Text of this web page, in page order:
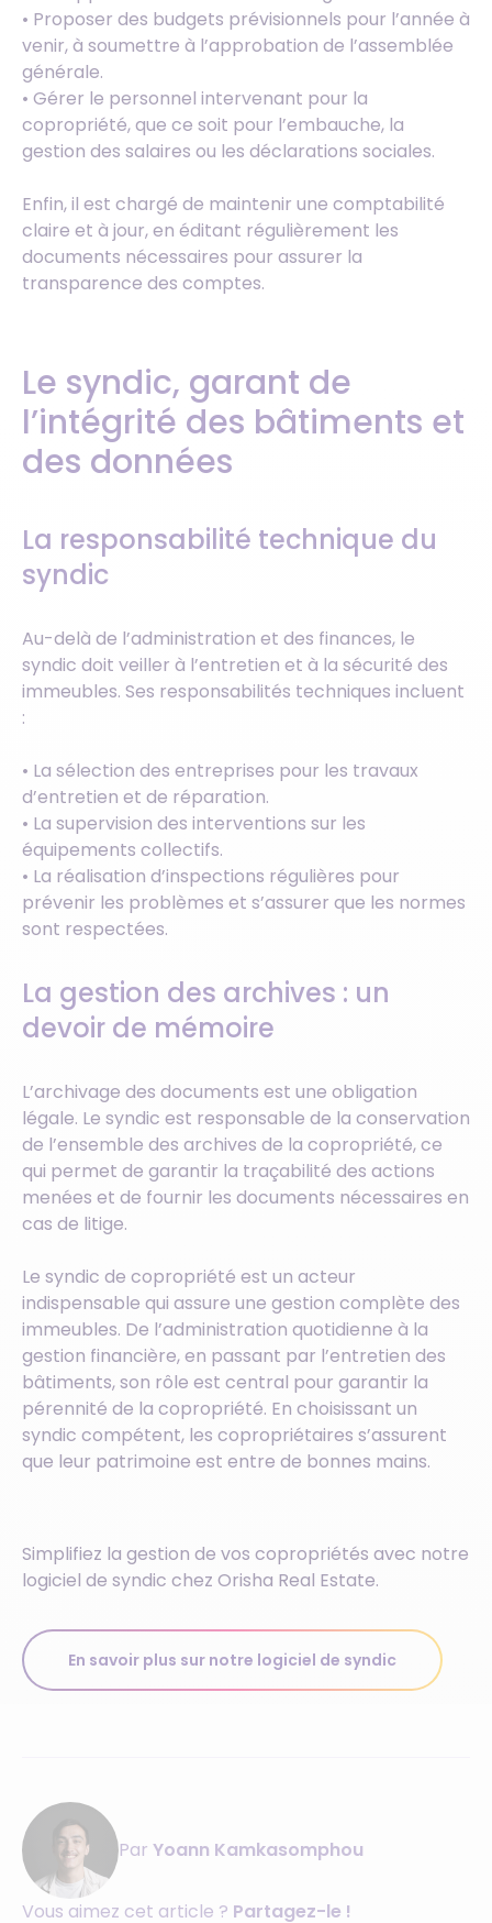
• Proposer des budgets prévisionnels pour l’année à
venir, à soumettre à l’approbation de l’assemblée
générale.
• Gérer le personnel intervenant pour la
copropriété, que ce soit pour l’embauche, la
gestion des salaires ou les déclarations sociales.
Enfin, il est chargé de maintenir une comptabilité
claire et à jour, en éditant régulièrement les
documents nécessaires pour assurer la
transparence des comptes.
Le syndic, garant de
l’intégrité des bâtiments et
des données
La responsabilité technique du
syndic
Au-delà de l’administration et des finances, le
syndic doit veiller à l’entretien et à la sécurité des
immeubles. Ses responsabilités techniques incluent
:
• La sélection des entreprises pour les travaux
d’entretien et de réparation.
• La supervision des interventions sur les
équipements collectifs.
• La réalisation d’inspections régulières pour
prévenir les problèmes et s’assurer que les normes
sont respectées.
La gestion des archives : un
devoir de mémoire
L’archivage des documents est une obligation
légale. Le syndic est responsable de la conservation
de l’ensemble des archives de la copropriété, ce
qui permet de garantir la traçabilité des actions
menées et de fournir les documents nécessaires en
cas de litige.
Le syndic de copropriété est un acteur
indispensable qui assure une gestion complète des
immeubles. De l’administration quotidienne à la
gestion financière, en passant par l’entretien des
bâtiments, son rôle est central pour garantir la
pérennité de la copropriété. En choisissant un
syndic compétent, les copropriétaires s’assurent
que leur patrimoine est entre de bonnes mains.
Simplifiez la gestion de vos copropriétés avec notre
logiciel de syndic chez Orisha Real Estate.
En savoir plus sur notre logiciel de syndic
Par Yoann Kamkasomphou
Vous aimez cet article ? Partagez-le !